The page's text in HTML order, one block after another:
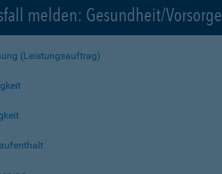
melden: Gesundheit/Vorsorge
(Leistungsauftrag)